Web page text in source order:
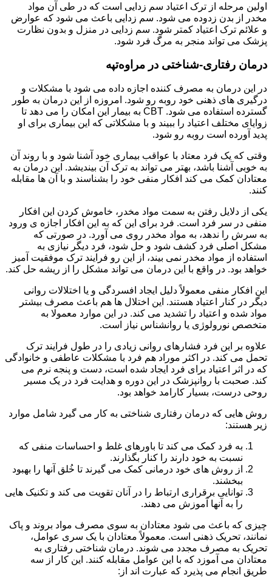
اولین مرحله از ترک اعتیاد سم زدایی است که در طی آن مواد
مخدر از بدن زدوده می شود. سم زدایی باعث می شود که عوارض
و علائم ترک اعتیاد کمتر شود. سم زدایی در منزل و بدون نظارت
پزشک می تواند منجر به مرگ فرد شود.
درمان رفتاری-شناختی در مراوه‌تپه
در این درمان به مصرف کننده اجازه داده می شود با مشکلات و
درگیری های ذهنی خود روبه رو شود. امروزه از این درمان به طور
گسترده استفاده می شود. CBT به بیمار این امکان را می دهد تا
زوایای مختلف اعتیاد را ببیند و با مشکلاتی که این بیماری برای او
پدید آورده است روبه رو شود.
وقتی که یک فرد معتاد با عواقب بیماری خود آشنا شود و با روند آن
به خوبی آشنا باشد، بهتر می تواند به ترک آن بیندیشد. این درمان به
معتادان کمک می کند افکار منفی خود را بشناسند و با آن ها مقابله
کنند.
یکی از دلایل رفتن به سمت مواد مخدر، خاموش کردن این افکار
منفی در سر فرد است. فرد برای این که به این افکار اجازه ی ورود
به سرش را ندهد، به مواد مخدر روی می آورد. در صورتی که
مشکل اصلی فرد کشف شود و حل شود، فرد دیگر نیازی به
استفاده از مواد مخدر نمی بیند، از این رو فرایند ترک موفقیت آمیز
خواهد بود. در واقع با این درمان می تواند مشکل را از ریشه حل کند.
این افکار منفی معمولاً دلیل ایجاد افسردگی و یا اختلالات روانی
دیگر در کنار اعتیاد هستند. این اختلال ها هم باعث مصرف بیشتر
مواد شده و اعتیاد را تشدید می کند. در این موارد معمولا به
متخصص نورولوژی یا روانشناس نیاز است.
علاوه بر این فرد فشارهای روانی زیادی را در طول فرایند ترک
تحمل می کند. در اکثر موراد هم فرد با مشکلات عاطفی و خانوادگی
که در اثر اعتیاد برای فرد ایجاد شده است، دست و پنجه نرم می
کند. صحبت با روانپزشک در این دوره و هدایت فرد در یک مسیر
روحی درست، بسیار کارامد خواهد بود.
روش هایی که درمان رفتاری شناختی به کار می گیرد شامل موارد
زیر هستند:
به فرد کمک می کند تا باورهای غلط و احساسات منفی که
نسبت به خود دارند را کنار بگذارند.
از روش های خود درمانی کمک می گیرند تا خُلق آنها را بهبود
ببخشند.
توانایی برقراری ارتباط را در آنان تقویت می کند و تکنیک هایی
را به آنها آموزش می دهند.
چیزی که باعث می شود معتادان به سوی مصرف مواد بروند و پاک
نمانند، تحریک ذهنی است. معمولاً معتادان با یک سری عوامل،
تحریک به مصرف مجدد می شوند. درمان شناختی رفتاری به
معتادان می آموزد که با این عوامل مقابله کنند. این کار از سه
طریق انجام می پذیرد که عبارت اند از: